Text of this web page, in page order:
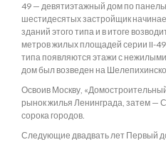
49 — девятиэтажный дом по
шестидесятых застройщик
зданий этого типа и в итоге
метров жилых площадей серии II-
типа появляются этажи с
дом был возведен на
Освоив Москву,
рынок жилья Ленинграда, затем —
сорока городов.
Следующие двадвать лет Первый